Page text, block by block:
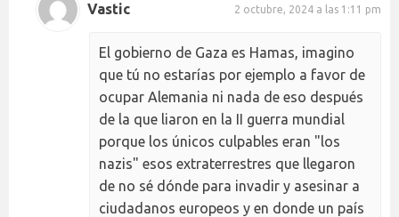
Vastic 2 octubre, 2024 a las 1:11 pm
El gobierno de Gaza es Hamas, imagino
que tú no estarías por ejemplo a favor de
ocupar Alemania ni nada de eso después
de la que liaron en la II guerra mundial
porque los únicos culpables eran "los
nazis" esos extraterrestres que llegaron
de no sé dónde para invadir y asesinar a
ciudadanos europeos y en donde un país